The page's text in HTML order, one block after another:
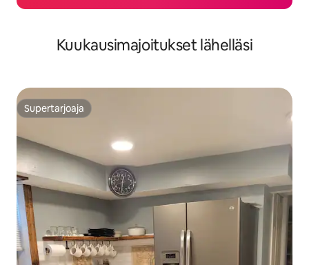
Kuukausimajoitukset lähelläsi
Supertarjoaja
Supertarjoaja